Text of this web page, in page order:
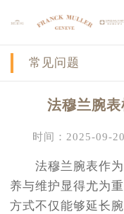
常见问题
法穆兰腕
时间：2025-09-20
法穆兰腕表作为
养与维护显得尤为
方式不仅能够延长